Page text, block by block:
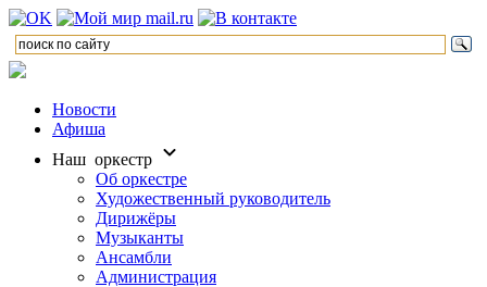
Новости
Афиша
Наш оркестр
Об оркестре
Художественный руководитель
Дирижёры
Музыканты
Ансамбли
Администрация